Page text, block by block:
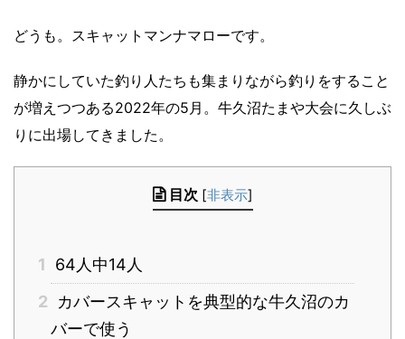
どうも。スキャットマンナマローです。
静かにしていた釣り人たちも集まりながら釣りをすること
が増えつつある2022年の5月。牛久沼たまや大会に久しぶ
りに出場してきました。
目次 [非表示]
1
64人中14人
2
カバースキャットを典型的な牛久沼のカ
バーで使う